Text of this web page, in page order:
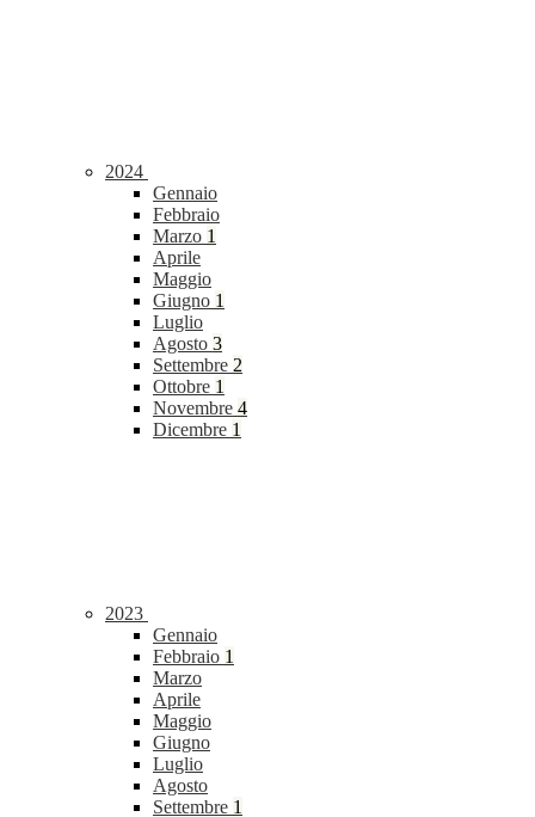
2024
Gennaio
Febbraio
Marzo 1
Aprile
Maggio
Giugno 1
Luglio
Agosto 3
Settembre 2
Ottobre 1
Novembre 4
Dicembre 1
2023
Gennaio
Febbraio 1
Marzo
Aprile
Maggio
Giugno
Luglio
Agosto
Settembre 1